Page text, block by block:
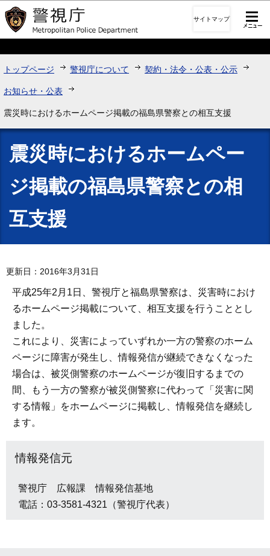
このページの本文へ移動
サイトマップ
トップページ 警視庁について 契約・法令・公表・公示
お知らせ・公表
震災時におけるホームページ掲載の福島県警察との相互支援
震災時におけるホームペー
ジ掲載の福島県警察との相
互支援
更新日：2016年3月31日
平成25年2月1日、警視庁と福島県警察は、災害時におけ
るホームページ掲載について、相互支援を行うこととし
ました。
これにより、災害によっていずれか一方の警察のホーム
ページに障害が発生し、情報発信が継続できなくなった
場合は、被災側警察のホームページが復旧するまでの
間、もう一方の警察が被災側警察に代わって「災害に関
する情報」をホームページに掲載し、情報発信を継続し
ます。
情報発信元
警視庁 広報課 情報発信基地
電話：03-3581-4321（警視庁代表）